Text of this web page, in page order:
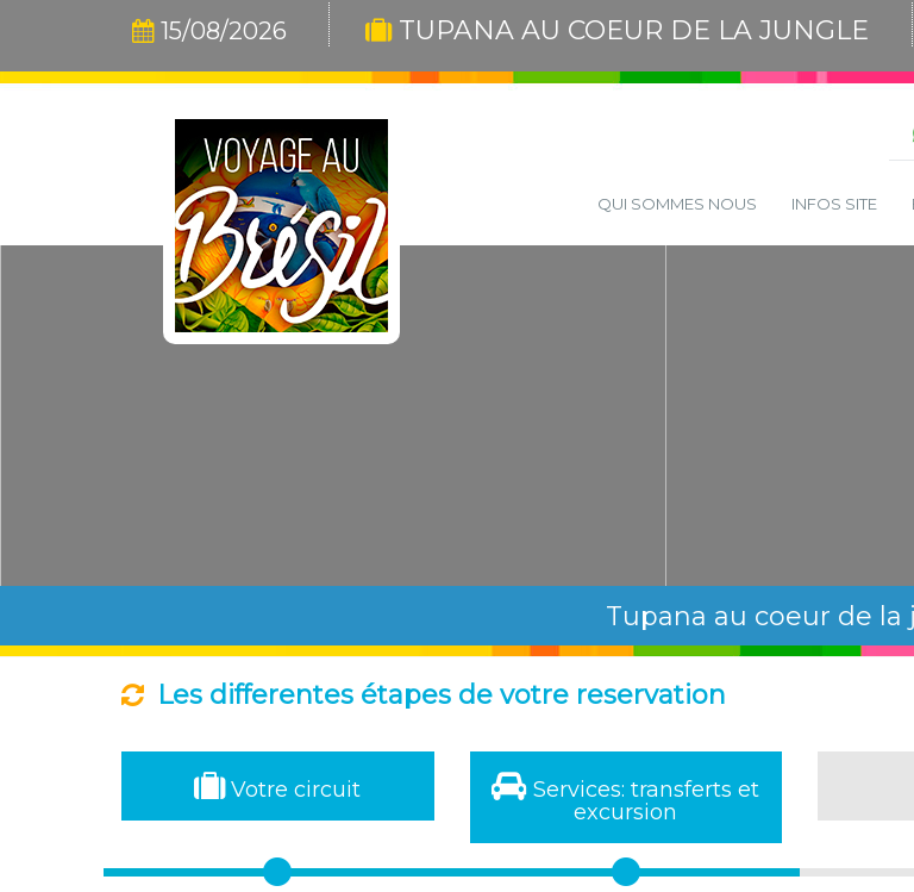
QUI SOMMES NOUS INFOS SITE
15/08/2026 TUPANA AU COEUR DE LA JUNGLE
Tupana au coeur de la
Les differentes étapes de votre reservation
Votre circuit
Services: transferts et
excursion